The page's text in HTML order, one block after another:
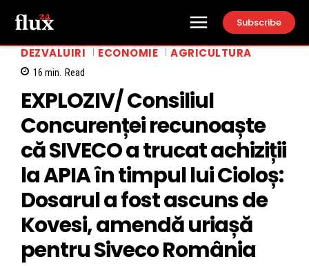
Subscribe
DEZVALUIRI ECONOMIE AGRICULTURA
16 min. Read
EXPLOZIV/ Consiliul
Concurenței recunoaște
că SIVECO a trucat achiziții
la APIA în timpul lui Cioloș:
Dosarul a fost ascuns de
Kovesi, amendă uriașă
pentru Siveco România